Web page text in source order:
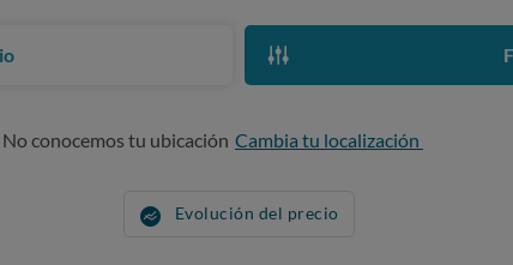
No conocemos tu ubicación Cambia tu localización
Evolución del precio